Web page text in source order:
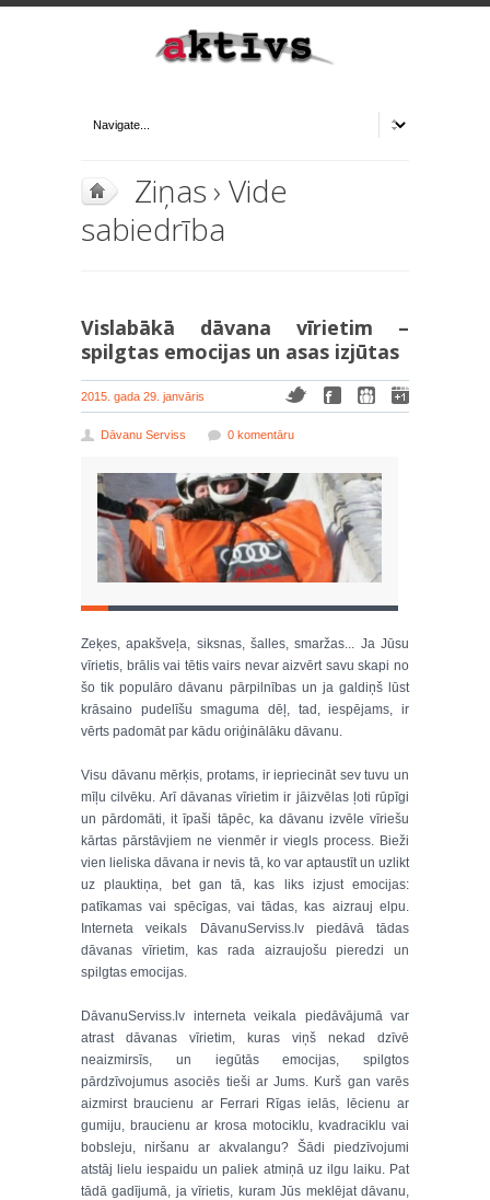
Ziņas›Vide
sabiedrība
Vislabākā dāvana vīrietim –
spilgtas emocijas un asas izjūtas
2015. gada 29. janvāris
Dāvanu Serviss 0 komentāru
Zeķes, apakšveļa, siksnas, šalles, smaržas... Ja Jūsu
vīrietis, brālis vai tētis vairs nevar aizvērt savu skapi no
šo tik populāro dāvanu pārpilnības un ja galdiņš lūst
krāsaino pudelīšu smaguma dēļ, tad, iespējams, ir
vērts padomāt par kādu oriģinālāku dāvanu.
Visu dāvanu mērķis, protams, ir iepriecināt sev tuvu un
mīļu cilvēku. Arī dāvanas vīrietim ir jāizvēlas ļoti rūpīgi
un pārdomāti, it īpaši tāpēc, ka dāvanu izvēle vīriešu
kārtas pārstāvjiem ne vienmēr ir viegls process. Bieži
vien lieliska dāvana ir nevis tā, ko var aptaustīt un uzlikt
uz plauktiņa, bet gan tā, kas liks izjust emocijas:
patīkamas vai spēcīgas, vai tādas, kas aizrauj elpu.
Interneta veikals DāvanuServiss.lv piedāvā tādas
dāvanas vīrietim, kas rada aizraujošu pieredzi un
spilgtas emocijas.
DāvanuServiss.lv interneta veikala piedāvājumā var
atrast dāvanas vīrietim, kuras viņš nekad dzīvē
neaizmirsīs, un iegūtās emocijas, spilgtos
pārdzīvojumus asociēs tieši ar Jums. Kurš gan varēs
aizmirst braucienu ar Ferrari Rīgas ielās, lēcienu ar
gumiju, braucienu ar krosa motociklu, kvadraciklu vai
bobsleju, niršanu ar akvalangu? Šādi piedzīvojumi
atstāj lielu iespaidu un paliek atmiņā uz ilgu laiku. Pat
tādā gadījumā, ja vīrietis, kuram Jūs meklējat dāvanu,